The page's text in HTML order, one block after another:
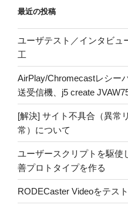
最近の投稿
ユーザテスト／インタビュ
工
AirPlay/Chromecastレシー
送受信機、j5 create
[解決] サイト不具合（異常
常）について
ユーザースクリプトを駆使
善プロトタイプを作る
RODECaster Videoをテス